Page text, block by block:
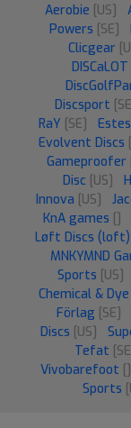
Aerobie [US]
Powers [SE]
Clicgear
DISCaLOT
Discsport
RaY [SE] Estes
Evolvent Discs
Gameproofer
Disc [US]
Innova [US]
KnA games []
Løft Discs (loft)
MNKYMND
Sports [US]
Chemical & Dye
Förlag [SE]
Discs [US]
Tefat
Vivobarefoot []
Sports